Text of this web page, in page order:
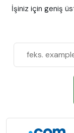
İşiniz için geniş